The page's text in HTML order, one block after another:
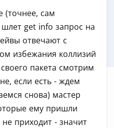
(точнее, сам
get info запрос на
отвечают с
избежания коллизий
пакета смотрим
если есть - ждем
снова) мастер
ему пришли
приходит - значит